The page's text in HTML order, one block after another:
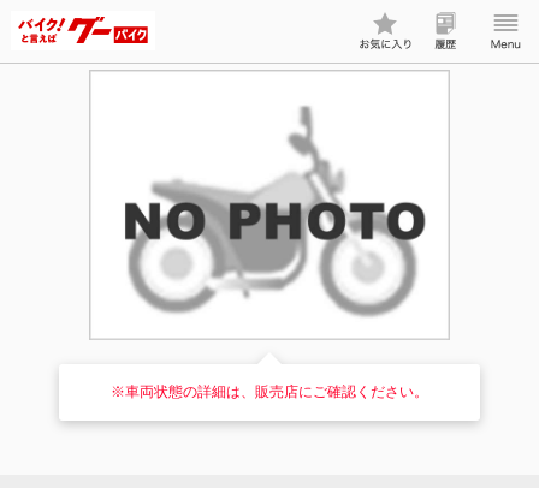
※車両状態の詳細は、販売店にご確認ください。